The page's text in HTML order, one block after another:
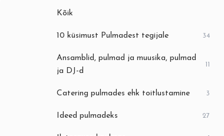
Kõik
10 küsimust Pulmadest tegijale 34
Ansamblid, pulmad ja muusika, pulmad
ja DJ-d
11
Catering pulmades ehk toitlustamine 3
Ideed pulmadeks 27